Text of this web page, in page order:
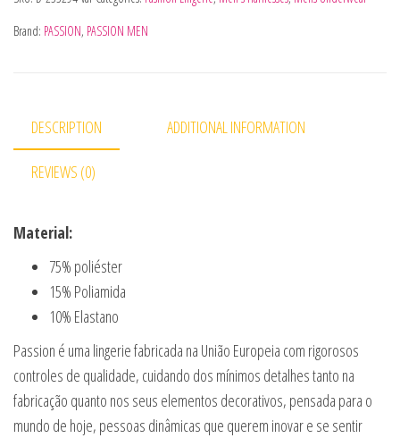
Brand: PASSION, PASSION MEN
DESCRIPTION ADDITIONAL INFORMATION
REVIEWS (0)
Material:
75% poliéster
15% Poliamida
10% Elastano
Passion é uma lingerie fabricada na União Europeia com rigorosos
controles de qualidade, cuidando dos mínimos detalhes tanto na
fabricação quanto nos seus elementos decorativos, pensada para o
mundo de hoje, pessoas dinâmicas que querem inovar e se sentir